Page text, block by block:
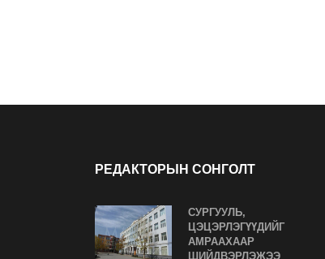
РЕДАКТОРЫН СОНГОЛТ
СУРГУУЛЬ,
ЦЭЦЭРЛЭГҮҮДИЙГ
АМРААХААР
ШИЙДВЭРЛЭЖЭЭ